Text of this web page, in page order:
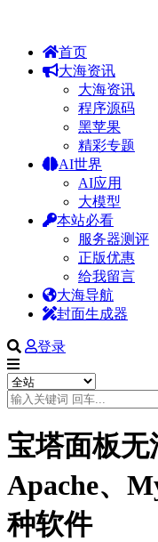
首页
大海资讯
大海资讯
程序源码
黑苹果
精彩专题
AI世界
AI应用
大模型
本站必看
服务器测评
正版优惠
给我留言
大海导航
封面生成器
登录
宝塔面板无
Apache、
种软件